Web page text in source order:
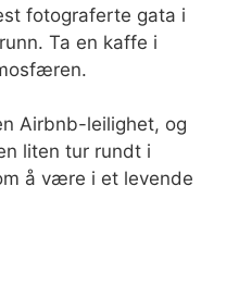
fotograferte gata i
Ta en kaffe i
Airbnb-leilighet, og
liten tur rundt i
å være i et levende